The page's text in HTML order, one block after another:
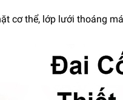
cơ thể, lớp lưới thoáng